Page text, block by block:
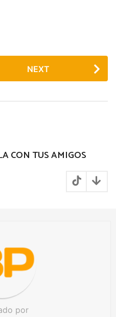
NEXT
CON TUS AMIGOS
por